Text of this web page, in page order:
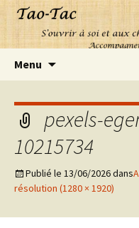
Menu
pexels-
10215734
Publié le 13/06/2026dans
résolution (1280 × 1920)